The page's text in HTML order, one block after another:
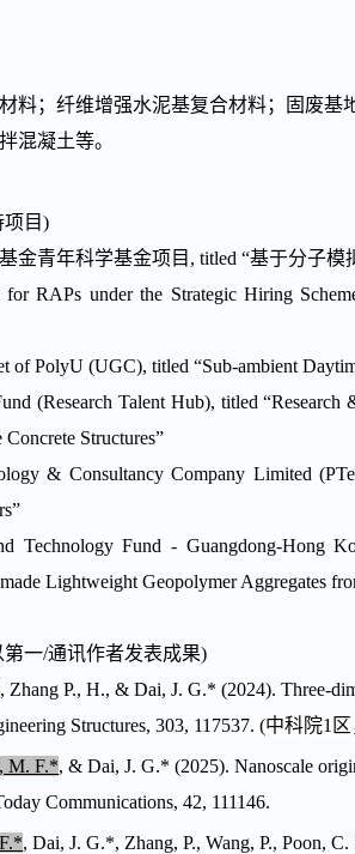
料；纤维增强水泥基复合材料；固废
混凝土等。
目)
金青年科学基金项目 , titled “基于分子模
for RAPs under the Strategic Hiring
of PolyU (UGC), titled “Sub-ambient
(Research Talent Hub), titled
Structures”
& Consultancy Company Limited
Technology Fund - Guangdong-Hong
Lightweight Geopolymer Aggregates
第一/通讯作者发表成果)
, Zhang P., H., & Dai, J. G.* (2024). Three-
Structures, 303, 117537. (中科院1 区
M. F.*, & Dai, J. G.* (2025). Nanoscale
Communications, 42, 111146.
, Dai, J. G.*, Zhang, P., Wang, P., Poon,